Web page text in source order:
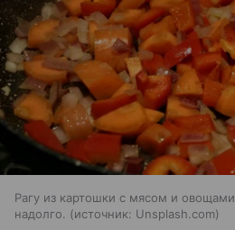
Рагу из картошки с мясом и
надолго.
источник: Unsplash.com